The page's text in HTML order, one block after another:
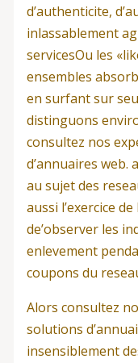
d’authenticite,
inlassablement
servicesOu les
ensembles
en surfant sur
distinguons
consultez nos
d’annuaires web.
au sujet des
aussi l’exercice
de’observer les
enlevement
coupons du
Alors consultez
solutions
insensiblement